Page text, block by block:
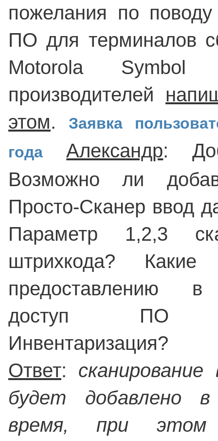
пожелания по поводу
ПО для терминалов
Motorola
производителей
этом.
Заявка
года
Александр:
Возможно ли
Просто-Сканер ввод
Параметр 1,2,3
штрихкода?
предоставлению в
доступ ПО
Инвентаризация?
Ответ:
будет добавлено
время, при этом